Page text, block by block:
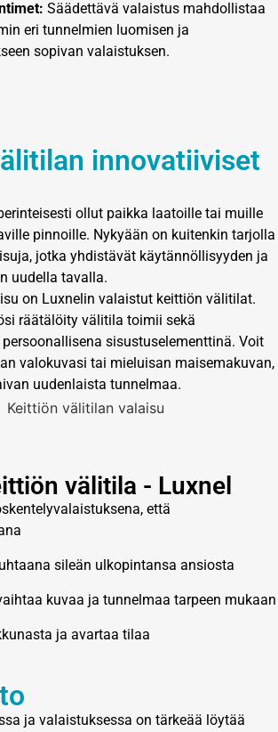
Säädettävä valaistus mahdollistaa
eri tunnelmien luomisen ja
sopivan valaistuksen.
innovatiiviset
ollut paikka laatoille tai muille
pinnoille. Nykyään on kuitenkin tarjolla
jotka yhdistävät käytännöllisyyden ja
uudella tavalla.
on Luxnelin valaistut keittiön välitilat.
räätälöity välitila toimii sekä
sisustuselementtinä. Voit
valokuvasi tai mieluisan maisemakuvan,
uudenlaista tunnelmaa.
välitila - Luxnel
että
sileän ulkopintansa ansiosta
kuvaa ja tunnelmaa tarpeen mukaan
ja avartaa tilaa
ja valaistuksessa on tärkeää löytää